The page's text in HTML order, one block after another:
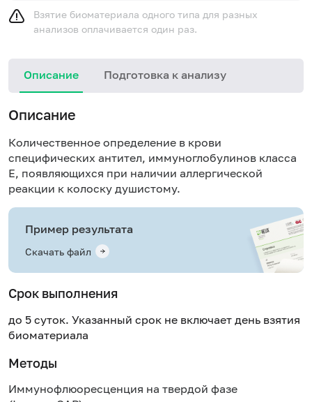
Взятие биоматериала одного типа для разных
анализов оплачивается один раз.
Описание Подготовка к анализу
Описание
Количественное определение в крови
специфических антител, иммуноглобулинов класса
E, появляющихся при наличии аллергической
реакции к колоску душистому.
Пример результата
Скачать файл
Срок выполнения
до 5 суток. Указанный срок не включает день взятия
биоматериала
Методы
Иммунофлюоресценция на твердой фазе